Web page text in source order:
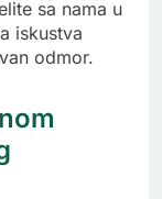
sa nama u
iskustva
odmor.